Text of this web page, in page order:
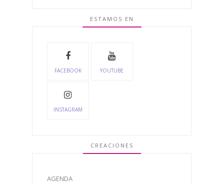
ESTAMOS EN
FACEBOOK YOUTUBE
INSTAGRAM
CREACIONES
AGENDA